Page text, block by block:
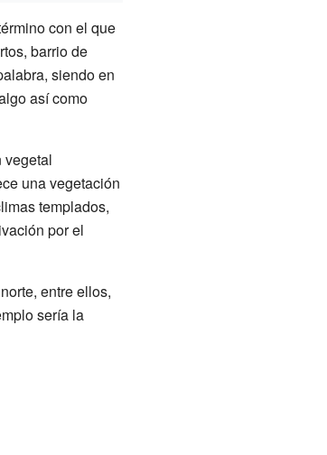
con el que
barrio de
siendo en
así como
vegetal
una vegetación
templados,
por el
entre ellos,
sería la